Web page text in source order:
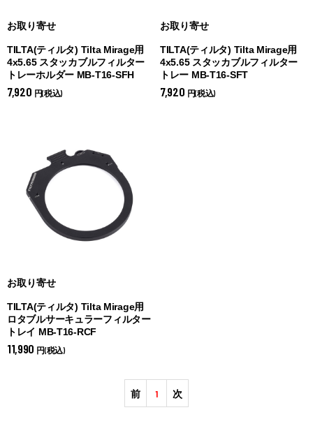
お取り寄せ
TILTA(ティルタ) Tilta Mirage用
4x5.65 スタッカブルフィルター
トレーホルダー MB-T16-SFH
7,920 円(税込)
お取り寄せ
TILTA(ティルタ) Tilta Mirage用
4x5.65 スタッカブルフィルター
トレー MB-T16-SFT
7,920 円(税込)
お取り寄せ
TILTA(ティルタ) Tilta Mirage用
ロタブルサーキュラーフィルター
トレイ MB-T16-RCF
11,990 円(税込)
前 1 次